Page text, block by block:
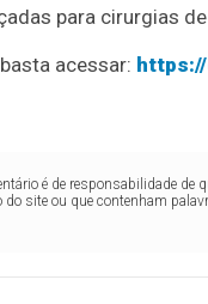
para cirurgias
acessar:
é de responsabilidade de
do site ou que contenham